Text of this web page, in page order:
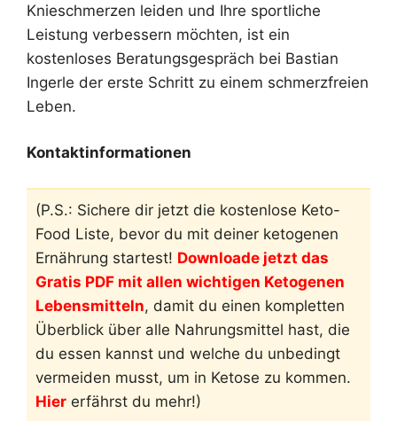
Knieschmerzen leiden und Ihre sportliche
Leistung verbessern möchten, ist ein
kostenloses Beratungsgespräch bei Bastian
Ingerle der erste Schritt zu einem schmerzfreien
Leben.
Kontaktinformationen
(P.S.: Sichere dir jetzt die kostenlose Keto-
Food Liste, bevor du mit deiner ketogenen
Ernährung startest! Downloade jetzt das
Gratis PDF mit allen wichtigen Ketogenen
Lebensmitteln, damit du einen kompletten
Überblick über alle Nahrungsmittel hast, die
du essen kannst und welche du unbedingt
vermeiden musst, um in Ketose zu kommen.
Hier erfährst du mehr!)